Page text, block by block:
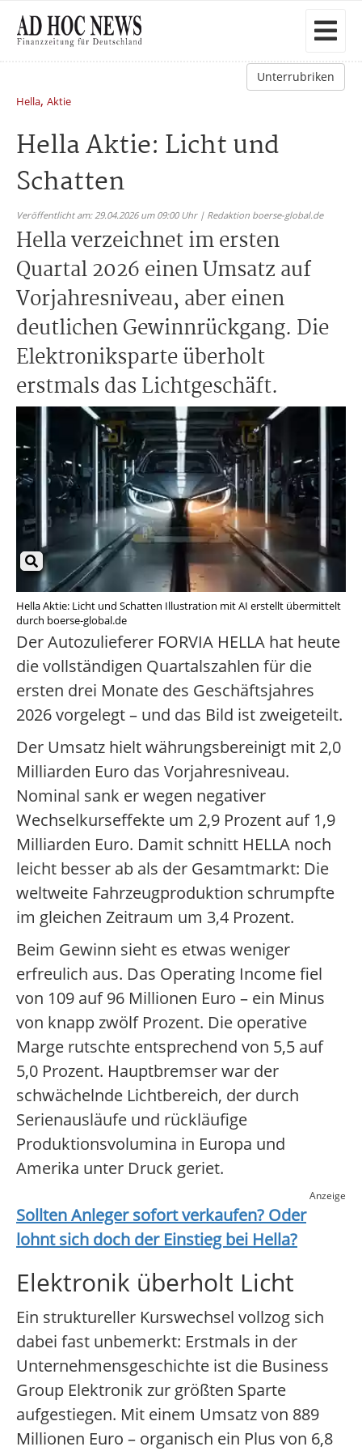
Unterrubriken
Hella, Aktie
Hella Aktie: Licht und
Schatten
Veröffentlicht am: 29.04.2026 um 09:00 Uhr | Redaktion boerse-global.de
Hella verzeichnet im ersten
Quartal 2026 einen Umsatz auf
Vorjahresniveau, aber einen
deutlichen Gewinnrückgang. Die
Elektroniksparte überholt
erstmals das Lichtgeschäft.
Hella Aktie: Licht und Schatten Illustration mit AI erstellt übermittelt
durch boerse-global.de
Der Autozulieferer FORVIA HELLA hat heute
die vollständigen Quartalszahlen für die
ersten drei Monate des Geschäftsjahres
2026 vorgelegt – und das Bild ist zweigeteilt.
Der Umsatz hielt währungsbereinigt mit 2,0
Milliarden Euro das Vorjahresniveau.
Nominal sank er wegen negativer
Wechselkurseffekte um 2,9 Prozent auf 1,9
Milliarden Euro. Damit schnitt HELLA noch
leicht besser ab als der Gesamtmarkt: Die
weltweite Fahrzeugproduktion schrumpfte
im gleichen Zeitraum um 3,4 Prozent.
Beim Gewinn sieht es etwas weniger
erfreulich aus. Das Operating Income fiel
von 109 auf 96 Millionen Euro – ein Minus
von knapp zwölf Prozent. Die operative
Marge rutschte entsprechend von 5,5 auf
5,0 Prozent. Hauptbremser war der
schwächelnde Lichtbereich, der durch
Serienausläufe und rückläufige
Produktionsvolumina in Europa und
Amerika unter Druck geriet.
Anzeige
Sollten Anleger sofort verkaufen? Oder
lohnt sich doch der Einstieg bei Hella?
Elektronik überholt Licht
Ein struktureller Kurswechsel vollzog sich
dabei fast unbemerkt: Erstmals in der
Unternehmensgeschichte ist die Business
Group Elektronik zur größten Sparte
aufgestiegen. Mit einem Umsatz von 889
Millionen Euro – organisch ein Plus von 6,8